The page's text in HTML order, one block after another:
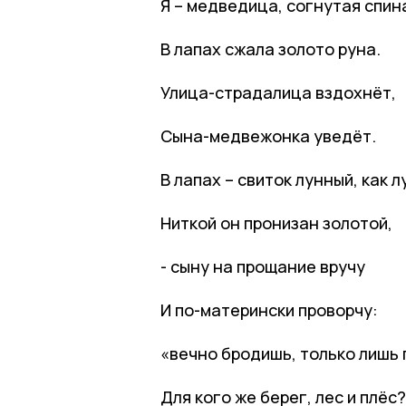
Я – медведица, согнутая
В лапах сжала золото руна.
Улица-страдалица вздохнёт,
Сына-медвежонка уведёт.
В лапах – свиток лунный, как
Ниткой он пронизан золотой,
- сыну на прощание вручу
И по-матерински проворчу:
«вечно бродишь, только лишь
Для кого же берег, лес и